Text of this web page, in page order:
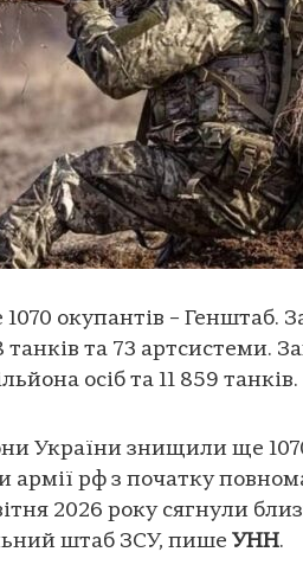
окупантів – Генштаб.
танків та 73 артсистеми.
осіб та 11 859 танків.
України знищили ще
армії рф з початку
2026 року сягнули
штаб ЗСУ, пише УНН.